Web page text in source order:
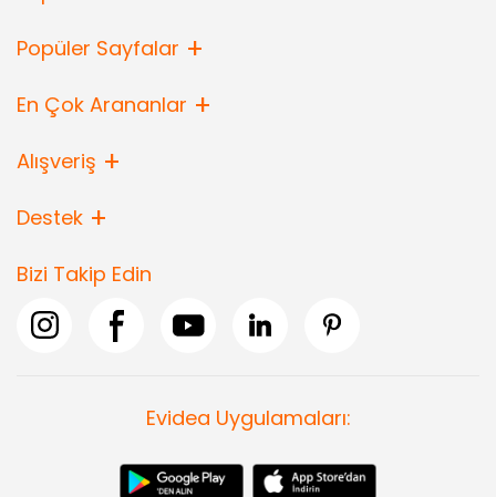
Popüler Sayfalar
En Çok Arananlar
Alışveriş
Destek
Bizi Takip Edin
Evidea Uygulamaları: